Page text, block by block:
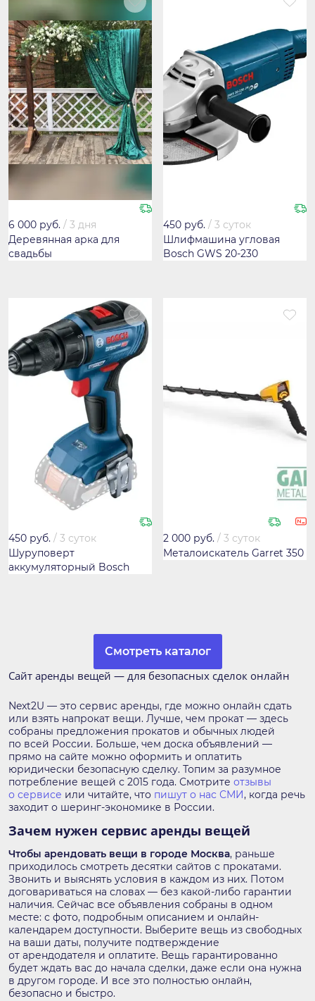
6 000 руб. / 3 дня
Деревянная арка для
свадьбы
450 руб. / 3 суток
Шлифмашина угловая
Bosch GWS 20-230
450 руб. / 3 суток
Шуруповерт
аккумуляторный Bosch
2 000 руб. / 3 суток
Металоискатель Garret 350
Смотреть каталог
Сайт аренды вещей — для безопасных сделок онлайн
Next2U — это сервис аренды, где можно онлайн сдать
или взять напрокат вещи. Лучше, чем прокат — здесь
собраны предложения прокатов и обычных людей
по всей России. Больше, чем доска объявлений —
прямо на сайте можно оформить и оплатить
юридически безопасную сделку. Топим за разумное
потребление вещей с 2015 года. Смотрите отзывы
о сервисе или читайте, что пишут о нас СМИ, когда речь
заходит о шеринг-экономике в России.
Зачем нужен сервис аренды вещей
Чтобы арендовать вещи в городе Москва, раньше
приходилось смотреть десятки сайтов с прокатами.
Звонить и выяснять условия в каждом из них. Потом
договариваться на словах — без какой-либо гарантии
наличия. Сейчас все объявления собраны в одном
месте: с фото, подробным описанием и онлайн-
календарем доступности. Выберите вещь из свободных
на ваши даты, получите подтверждение
от арендодателя и оплатите. Вещь гарантированно
будет ждать вас до начала сделки, даже если она нужна
в другом городе. И все это полностью онлайн,
безопасно и быстро.